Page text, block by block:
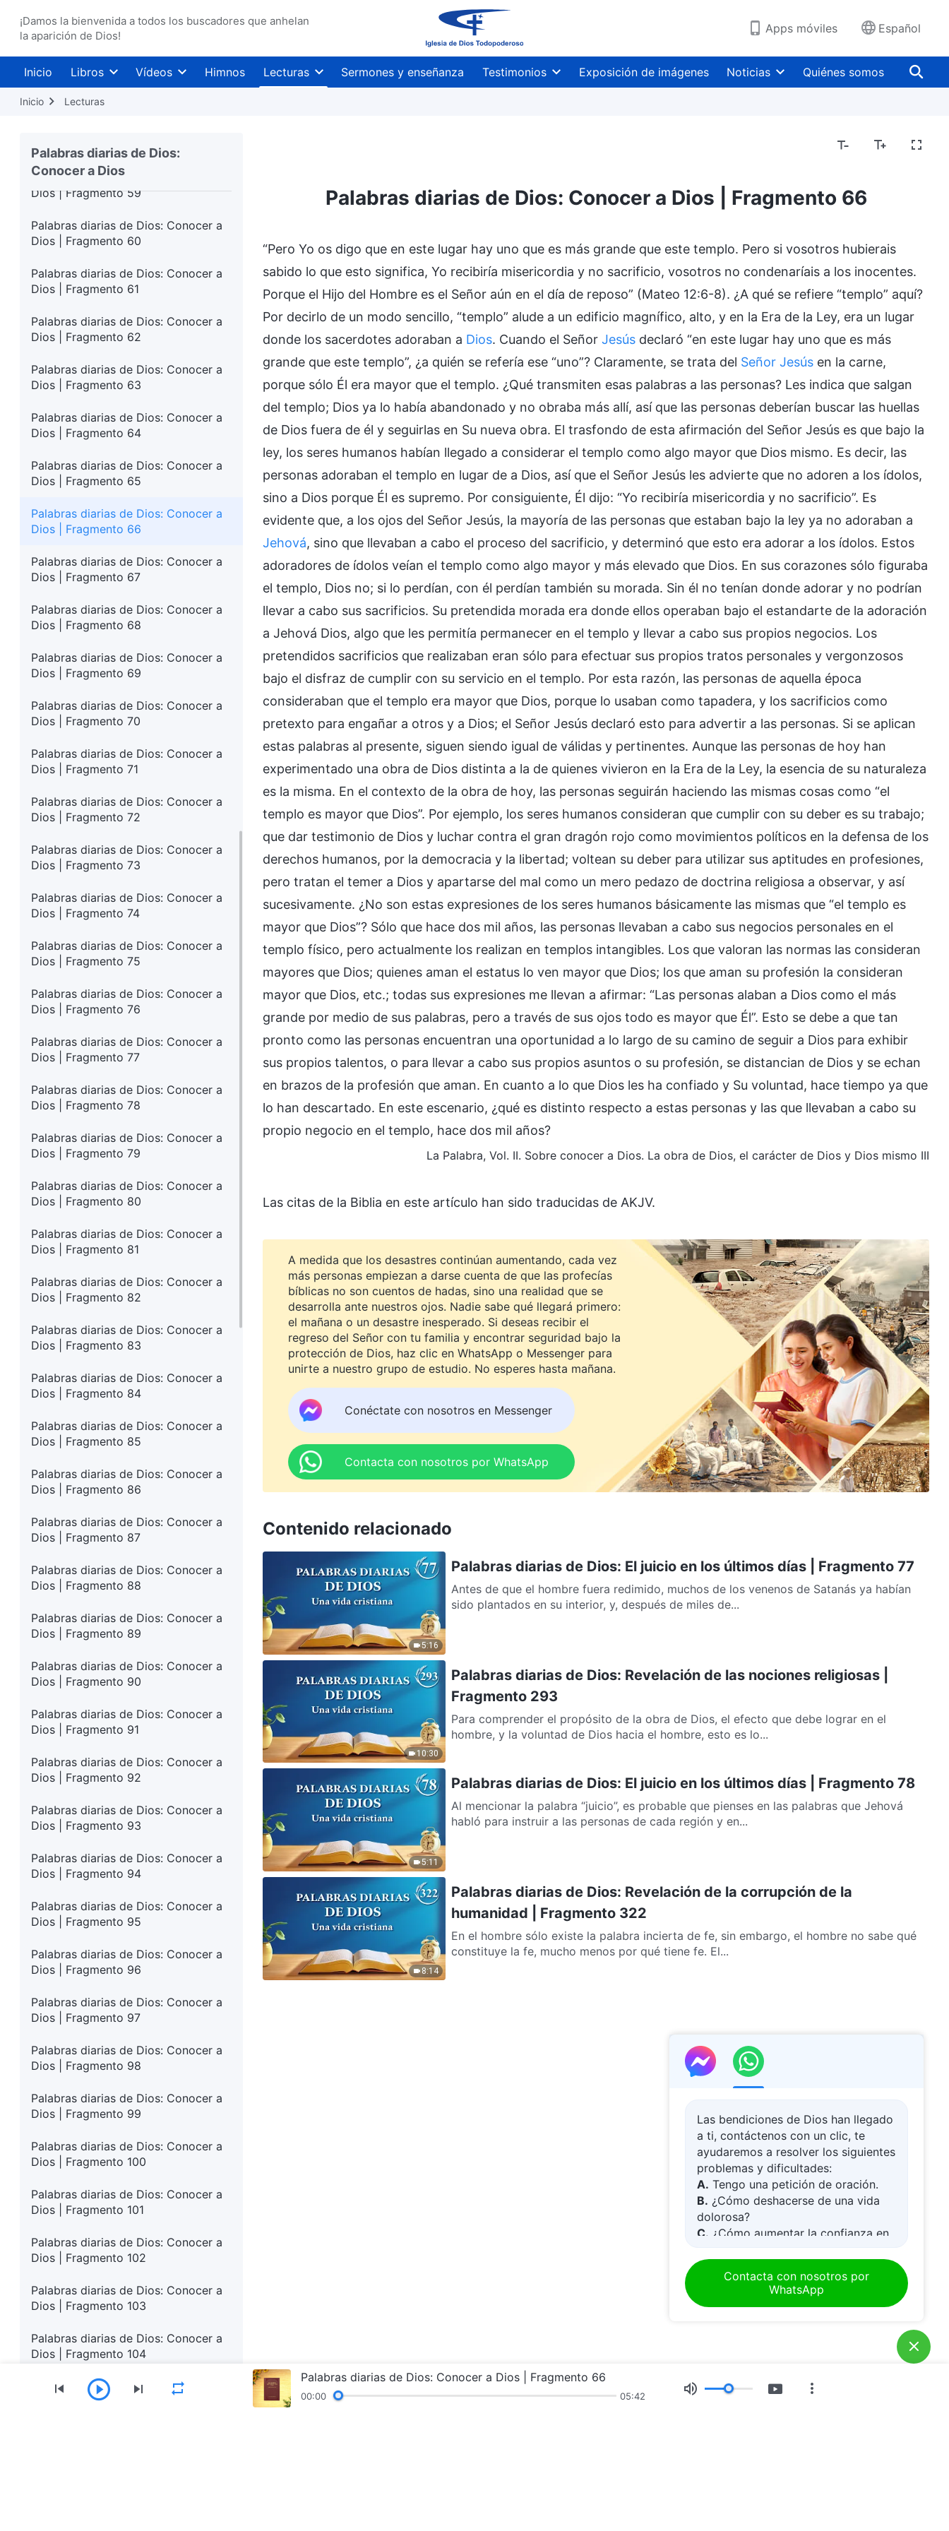
¡Damos la bienvenida a todos los buscadores que anhelan
la aparición de Dios!
Apps móviles Español
Inicio Libros Vídeos Himnos Lecturas Sermones y enseñanza Testimonios Exposición de imágenes Noticias Quiénes somos
Inicio Lecturas
Palabras diarias de Dios:
Conocer a Dios
Palabras diarias de Dios: Conocer a
Palabras diarias de Dios: Conocer a
Dios | Fragmento 57
Dios | Fragmento 58
Palabras diarias de Dios: Conocer a
Dios | Fragmento 59
Palabras diarias de Dios: Conocer a
Dios | Fragmento 60
Palabras diarias de Dios: Conocer a
Dios | Fragmento 61
Palabras diarias de Dios: Conocer a
Dios | Fragmento 62
Palabras diarias de Dios: Conocer a
Dios | Fragmento 63
Palabras diarias de Dios: Conocer a
Dios | Fragmento 64
Palabras diarias de Dios: Conocer a
Dios | Fragmento 65
Palabras diarias de Dios: Conocer a
Dios | Fragmento 66
Palabras diarias de Dios: Conocer a
Dios | Fragmento 67
Palabras diarias de Dios: Conocer a
Dios | Fragmento 68
Palabras diarias de Dios: Conocer a
Dios | Fragmento 69
Palabras diarias de Dios: Conocer a
Dios | Fragmento 70
Palabras diarias de Dios: Conocer a
Dios | Fragmento 71
Palabras diarias de Dios: Conocer a
Dios | Fragmento 72
Palabras diarias de Dios: Conocer a
Dios | Fragmento 73
Palabras diarias de Dios: Conocer a
Dios | Fragmento 74
Palabras diarias de Dios: Conocer a
Dios | Fragmento 75
Palabras diarias de Dios: Conocer a
Dios | Fragmento 76
Palabras diarias de Dios: Conocer a
Dios | Fragmento 77
Palabras diarias de Dios: Conocer a
Dios | Fragmento 78
Palabras diarias de Dios: Conocer a
Dios | Fragmento 79
Palabras diarias de Dios: Conocer a
Dios | Fragmento 80
Palabras diarias de Dios: Conocer a
Dios | Fragmento 81
Palabras diarias de Dios: Conocer a
Dios | Fragmento 82
Palabras diarias de Dios: Conocer a
Dios | Fragmento 83
Palabras diarias de Dios: Conocer a
Dios | Fragmento 84
Palabras diarias de Dios: Conocer a
Dios | Fragmento 85
Palabras diarias de Dios: Conocer a
Dios | Fragmento 86
Palabras diarias de Dios: Conocer a
Dios | Fragmento 87
Palabras diarias de Dios: Conocer a
Dios | Fragmento 88
Palabras diarias de Dios: Conocer a
Dios | Fragmento 89
Palabras diarias de Dios: Conocer a
Dios | Fragmento 90
Palabras diarias de Dios: Conocer a
Dios | Fragmento 91
Palabras diarias de Dios: Conocer a
Dios | Fragmento 92
Palabras diarias de Dios: Conocer a
Dios | Fragmento 93
Palabras diarias de Dios: Conocer a
Dios | Fragmento 94
Palabras diarias de Dios: Conocer a
Dios | Fragmento 95
Palabras diarias de Dios: Conocer a
Dios | Fragmento 96
Palabras diarias de Dios: Conocer a
Dios | Fragmento 97
Palabras diarias de Dios: Conocer a
Dios | Fragmento 98
Palabras diarias de Dios: Conocer a
Dios | Fragmento 99
Palabras diarias de Dios: Conocer a
Dios | Fragmento 100
Palabras diarias de Dios: Conocer a
Dios | Fragmento 101
Palabras diarias de Dios: Conocer a
Dios | Fragmento 102
Palabras diarias de Dios: Conocer a
Dios | Fragmento 103
Palabras diarias de Dios: Conocer a
Dios | Fragmento 104
Palabras diarias de Dios: Conocer a
Dios | Fragmento 105
Palabras diarias de Dios: Conocer a Dios | Fragmento 66
“Pero Yo os digo que en este lugar hay uno que es más grande que este templo. Pero si vosotros hubierais
sabido lo que esto significa, Yo recibiría misericordia y no sacrificio, vosotros no condenaríais a los inocentes.
Porque el Hijo del Hombre es el Señor aún en el día de reposo” (Mateo 12:6-8). ¿A qué se refiere “templo” aquí?
Por decirlo de un modo sencillo, “templo” alude a un edificio magnífico, alto, y en la Era de la Ley, era un lugar
donde los sacerdotes adoraban a Dios. Cuando el Señor Jesús declaró “en este lugar hay uno que es más
grande que este templo”, ¿a quién se refería ese “uno”? Claramente, se trata del Señor Jesús en la carne,
porque sólo Él era mayor que el templo. ¿Qué transmiten esas palabras a las personas? Les indica que salgan
del templo; Dios ya lo había abandonado y no obraba más allí, así que las personas deberían buscar las huellas
de Dios fuera de él y seguirlas en Su nueva obra. El trasfondo de esta afirmación del Señor Jesús es que bajo la
ley, los seres humanos habían llegado a considerar el templo como algo mayor que Dios mismo. Es decir, las
personas adoraban el templo en lugar de a Dios, así que el Señor Jesús les advierte que no adoren a los ídolos,
sino a Dios porque Él es supremo. Por consiguiente, Él dijo: “Yo recibiría misericordia y no sacrificio”. Es
evidente que, a los ojos del Señor Jesús, la mayoría de las personas que estaban bajo la ley ya no adoraban a
Jehová, sino que llevaban a cabo el proceso del sacrificio, y determinó que esto era adorar a los ídolos. Estos
adoradores de ídolos veían el templo como algo mayor y más elevado que Dios. En sus corazones sólo figuraba
el templo, Dios no; si lo perdían, con él perdían también su morada. Sin él no tenían donde adorar y no podrían
llevar a cabo sus sacrificios. Su pretendida morada era donde ellos operaban bajo el estandarte de la adoración
a Jehová Dios, algo que les permitía permanecer en el templo y llevar a cabo sus propios negocios. Los
pretendidos sacrificios que realizaban eran sólo para efectuar sus propios tratos personales y vergonzosos
bajo el disfraz de cumplir con su servicio en el templo. Por esta razón, las personas de aquella época
consideraban que el templo era mayor que Dios, porque lo usaban como tapadera, y los sacrificios como
pretexto para engañar a otros y a Dios; el Señor Jesús declaró esto para advertir a las personas. Si se aplican
estas palabras al presente, siguen siendo igual de válidas y pertinentes. Aunque las personas de hoy han
experimentado una obra de Dios distinta a la de quienes vivieron en la Era de la Ley, la esencia de su naturaleza
es la misma. En el contexto de la obra de hoy, las personas seguirán haciendo las mismas cosas como “el
templo es mayor que Dios”. Por ejemplo, los seres humanos consideran que cumplir con su deber es su trabajo;
que dar testimonio de Dios y luchar contra el gran dragón rojo como movimientos políticos en la defensa de los
derechos humanos, por la democracia y la libertad; voltean su deber para utilizar sus aptitudes en profesiones,
pero tratan el temer a Dios y apartarse del mal como un mero pedazo de doctrina religiosa a observar, y así
sucesivamente. ¿No son estas expresiones de los seres humanos básicamente las mismas que “el templo es
mayor que Dios”? Sólo que hace dos mil años, las personas llevaban a cabo sus negocios personales en el
templo físico, pero actualmente los realizan en templos intangibles. Los que valoran las normas las consideran
mayores que Dios; quienes aman el estatus lo ven mayor que Dios; los que aman su profesión la consideran
mayor que Dios, etc.; todas sus expresiones me llevan a afirmar: “Las personas alaban a Dios como el más
grande por medio de sus palabras, pero a través de sus ojos todo es mayor que Él”. Esto se debe a que tan
pronto como las personas encuentran una oportunidad a lo largo de su camino de seguir a Dios para exhibir
sus propios talentos, o para llevar a cabo sus propios asuntos o su profesión, se distancian de Dios y se echan
en brazos de la profesión que aman. En cuanto a lo que Dios les ha confiado y Su voluntad, hace tiempo ya que
lo han descartado. En este escenario, ¿qué es distinto respecto a estas personas y las que llevaban a cabo su
propio negocio en el templo, hace dos mil años?
La Palabra, Vol. II. Sobre conocer a Dios. La obra de Dios, el carácter de Dios y Dios mismo III
Las citas de la Biblia en este artículo han sido traducidas de AKJV.
A medida que los desastres continúan aumentando, cada vez
más personas empiezan a darse cuenta de que las profecías
bíblicas no son cuentos de hadas, sino una realidad que se
desarrolla ante nuestros ojos. Nadie sabe qué llegará primero:
el mañana o un desastre inesperado. Si deseas recibir el
regreso del Señor con tu familia y encontrar seguridad bajo la
protección de Dios, haz clic en WhatsApp o Messenger para
unirte a nuestro grupo de estudio. No esperes hasta mañana.
Conéctate con nosotros en Messenger
Contacta con nosotros por WhatsApp
Contenido relacionado
5:16
Palabras diarias de Dios: El juicio en los últimos días | Fragmento 77
Antes de que el hombre fuera redimido, muchos de los venenos de Satanás ya habían
sido plantados en su interior, y, después de miles de...
10:30
Palabras diarias de Dios: Revelación de las nociones religiosas |
Fragmento 293
Para comprender el propósito de la obra de Dios, el efecto que debe lograr en el
hombre, y la voluntad de Dios hacia el hombre, esto es lo...
5:11
Palabras diarias de Dios: El juicio en los últimos días | Fragmento 78
Al mencionar la palabra “juicio”, es probable que pienses en las palabras que Jehová
habló para instruir a las personas de cada región y en...
8:14
Palabras diarias de Dios: Revelación de la corrupción de la
humanidad | Fragmento 322
En el hombre sólo existe la palabra incierta de fe, sin embargo, el hombre no sabe qué
constituye la fe, mucho menos por qué tiene fe. El...
Las bendiciones de Dios han llegado
a ti, contáctenos con un clic, te
ayudaremos a resolver los siguientes
problemas y dificultades:
A. Tengo una petición de oración.
B. ¿Cómo deshacerse de una vida
dolorosa?
C. ¿Cómo aumentar la confianza en
D.
acercarse a Dios
¿Cómo acoger al Señor Jesús?
Contacta con nosotros por
WhatsApp
Palabras diarias de Dios: Conocer a Dios | Fragmento 66
00:00 05:42